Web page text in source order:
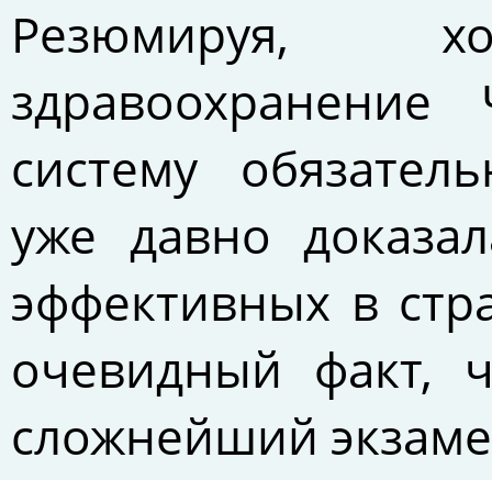
Резюмируя,
систему
уже давно
эффективных в
очевидный факт,
сложнейший